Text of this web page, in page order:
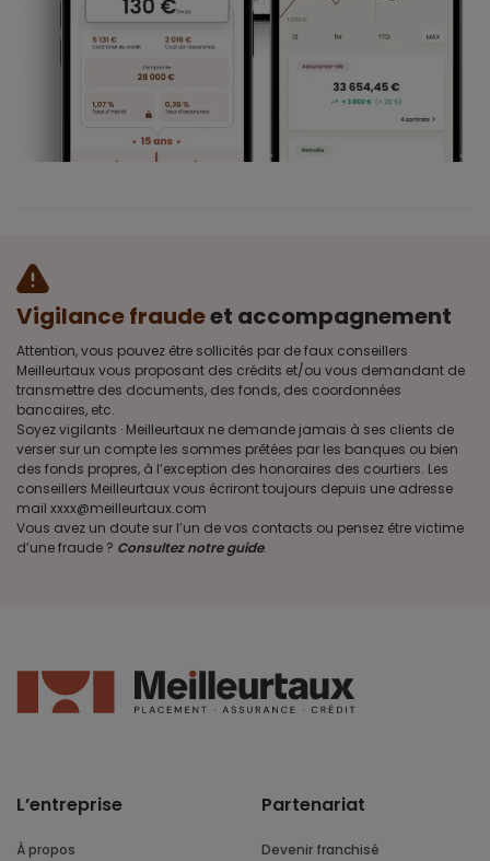
Vigilance fraudeet accompagnement
Attention, vous pouvez être sollicités par de faux conseillers
Meilleurtaux vous proposant des crédits et/ou vous demandant de
transmettre des documents, des fonds, des coordonnées
bancaires, etc.
Soyez vigilants · Meilleurtaux ne demande jamais à ses clients de
verser sur un compte les sommes prêtées par les banques ou bien
des fonds propres, à l’exception des honoraires des courtiers. Les
conseillers Meilleurtaux vous écriront toujours depuis une adresse
mail xxxx@meilleurtaux.com
Vous avez un doute sur l’un de vos contacts ou pensez être victime
d’une fraude ? Consultez notre guide.
L’entreprise
À propos
Partenariat
Devenir franchisé